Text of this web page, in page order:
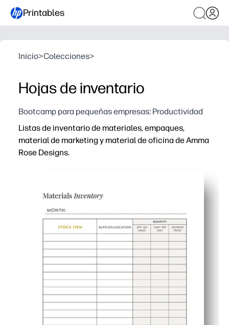
Printables
Inicio>Colecciones>
Hojas de inventario
Bootcamp para pequeñas empresas: Productividad
Listas de inventario de materiales, empaques,
material de marketing y material de oficina de Amma
Rose Designs.